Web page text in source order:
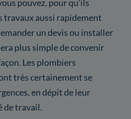
pouvez, pour qu'ils
travaux aussi rapidement
un devis ou installer
plus simple de convenir
Les plombiers
très certainement se
en dépit de leur
de travail.